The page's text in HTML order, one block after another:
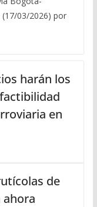
(17/03/2026) por
harán los
en
de
ahora